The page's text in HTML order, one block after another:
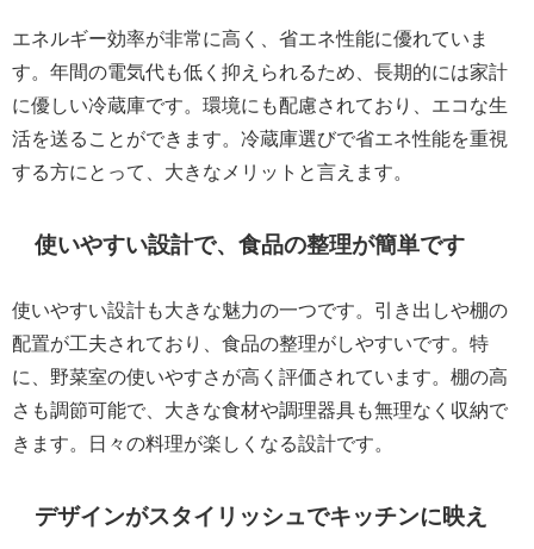
エネルギー効率が非常に高く、省エネ性能に優れていま
す。年間の電気代も低く抑えられるため、長期的には家計
に優しい冷蔵庫です。環境にも配慮されており、エコな生
活を送ることができます。冷蔵庫選びで省エネ性能を重視
する方にとって、大きなメリットと言えます。
使いやすい設計で、食品の整理が簡単です
使いやすい設計も大きな魅力の一つです。引き出しや棚の
配置が工夫されており、食品の整理がしやすいです。特
に、野菜室の使いやすさが高く評価されています。棚の高
さも調節可能で、大きな食材や調理器具も無理なく収納で
きます。日々の料理が楽しくなる設計です。
デザインがスタイリッシュでキッチンに映え